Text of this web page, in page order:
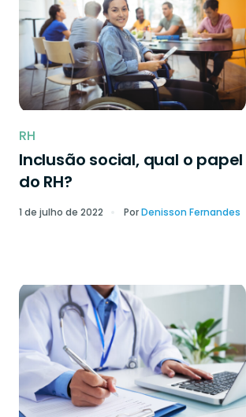
RH
Inclusão social, qual o papel
do RH?
1 de julho de 2022 PorDenisson Fernandes